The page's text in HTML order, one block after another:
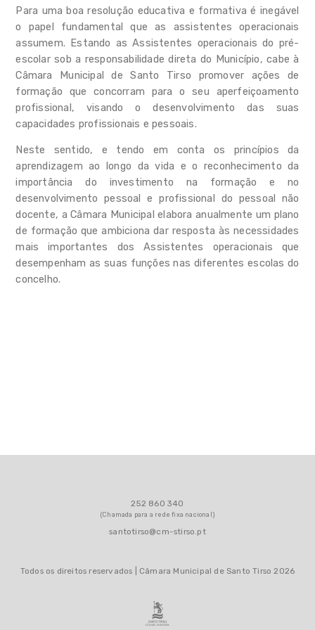
Formação
Assistentes Operacionais
Animadores
Equipamentos
Notícias
Contactos
Para uma boa resolução educativa e formativa é inegável
o papel fundamental que as assistentes operacionais
assumem. Estando as Assistentes operacionais do pré-
escolar sob a responsabilidade direta do Município, cabe à
Câmara Municipal de Santo Tirso promover ações de
formação que concorram para o seu aperfeiçoamento
profissional, visando o desenvolvimento das suas
capacidades profissionais e pessoais.
Neste sentido, e tendo em conta os princípios da
aprendizagem ao longo da vida e o reconhecimento da
importância do investimento na formação e no
desenvolvimento pessoal e profissional do pessoal não
docente, a Câmara Municipal elabora anualmente um plano
de formação que ambiciona dar resposta às necessidades
mais importantes dos Assistentes operacionais que
desempenham as suas funções nas diferentes escolas do
concelho.
252 860 340
(Chamada para a rede fixa nacional)
santotirso@cm-stirso.pt
Todos os direitos reservados | Câmara Municipal de Santo Tirso 2026